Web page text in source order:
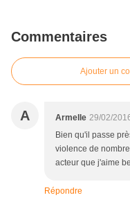
Commentaires
Ajouter un
A Armelle 29/02/
Bien qu'il passe
violence de
acteur que j'aime
Répondre